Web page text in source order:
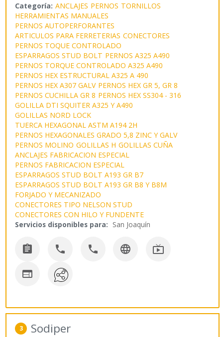
Categoría: ANCLAJES PERNOS TORNILLOS
HERRAMIENTAS MANUALES
PERNOS AUTOPERFORANTES
ARTICULOS PARA FERRETERIAS CONECTORES
PERNOS TOQUE CONTROLADO
ESPARRAGOS STUD BOLT PERNOS A325 A490
PERNOS TORQUE CONTROLADO A325 A490
PERNOS HEX ESTRUCTURAL A325 A 490
PERNOS HEX A307 GALV PERNOS HEX GR 5, GR 8
PERNOS CUCHILLA GR 8 PERNOS HEX SS304 - 316
GOLILLA DTI SQUITER A325 Y A490
GOLILLAS NORD LOCK
TUERCA HEXAGONAL ASTM A194 2H
PERNOS HEXAGONALES GRADO 5,8 ZINC Y GALV
PERNOS MOLINO GOLILLAS H GOLILLAS CUÑA
ANCLAJES FABRICACION ESPECIAL
PERNOS FABRICACION ESPECIAL
ESPARRAGOS STUD BOLT A193 GR B7
ESPARRAGOS STUD BOLT A193 GR B8 Y B8M
FORJADO Y MECANIZADO
CONECTORES TIPO NELSON STUD
CONECTORES CON HILO Y FUNDENTE
Servicios disponibles para: San Joaquín
    

3 Sodiper